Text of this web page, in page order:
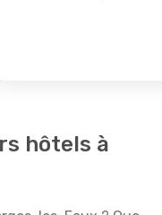
hôtels à